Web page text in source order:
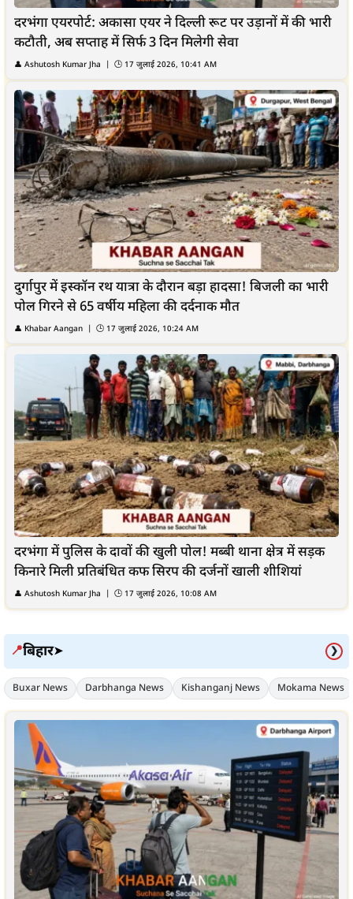
दरभंगा एयरपोर्ट: अकासा एयर ने दिल्ली रूट पर उड़ानों में की भारी
कटौती, अब सप्ताह में सिर्फ 3 दिन मिलेगी सेवा
👤 Ashutosh Kumar Jha | 🕒 17 जुलाई 2026, 10:41 AM
दुर्गापुर में इस्कॉन रथ यात्रा के दौरान बड़ा हादसा! बिजली का भारी
पोल गिरने से 65 वर्षीय महिला की दर्दनाक मौत
👤 Khabar Aangan | 🕒 17 जुलाई 2026, 10:24 AM
दरभंगा में पुलिस के दावों की खुली पोल! मब्बी थाना क्षेत्र में सड़क
किनारे मिली प्रतिबंधित कफ सिरप की दर्जनों खाली शीशियां
👤 Ashutosh Kumar Jha | 🕒 17 जुलाई 2026, 10:08 AM
📍बिहार➤ ❯
Buxar News Darbhanga News Kishanganj News Mokama News